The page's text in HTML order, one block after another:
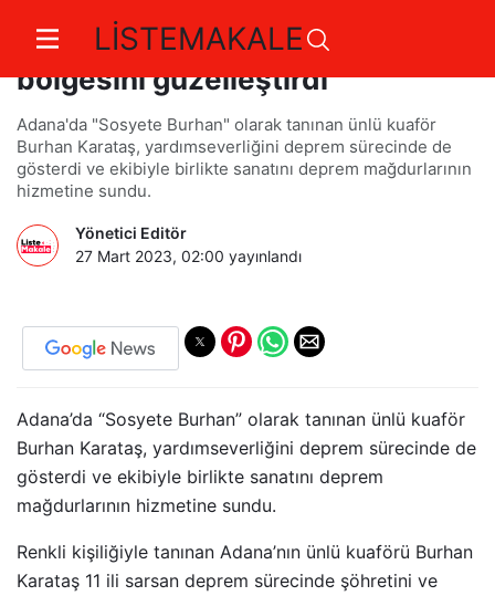
LİSTEMAKALE
Burhan Karataş, deprem
bölgesini güzelleştirdi
Adana'da "Sosyete Burhan" olarak tanınan ünlü kuaför
Burhan Karataş, yardımseverliğini deprem sürecinde de
gösterdi ve ekibiyle birlikte sanatını deprem mağdurlarının
hizmetine sundu.
Yönetici Editör
27 Mart 2023, 02:00 yayınlandı
Adana’da “Sosyete Burhan” olarak tanınan ünlü kuaför
Burhan Karataş, yardımseverliğini deprem sürecinde de
gösterdi ve ekibiyle birlikte sanatını deprem
mağdurlarının hizmetine sundu.
Renkli kişiliğiyle tanınan Adana’nın ünlü kuaförü Burhan
Karataş 11 ili sarsan deprem sürecinde şöhretini ve